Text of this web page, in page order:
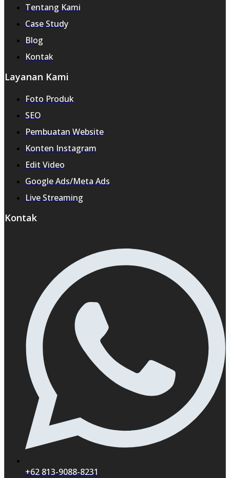
Tentang Kami
Case Study
Blog
Kontak
Layanan Kami
Foto Produk
SEO
Pembuatan Website
Konten Instagram
Edit Video
Google Ads/Meta Ads
Live Streaming
Kontak
+62 813-9088-8231